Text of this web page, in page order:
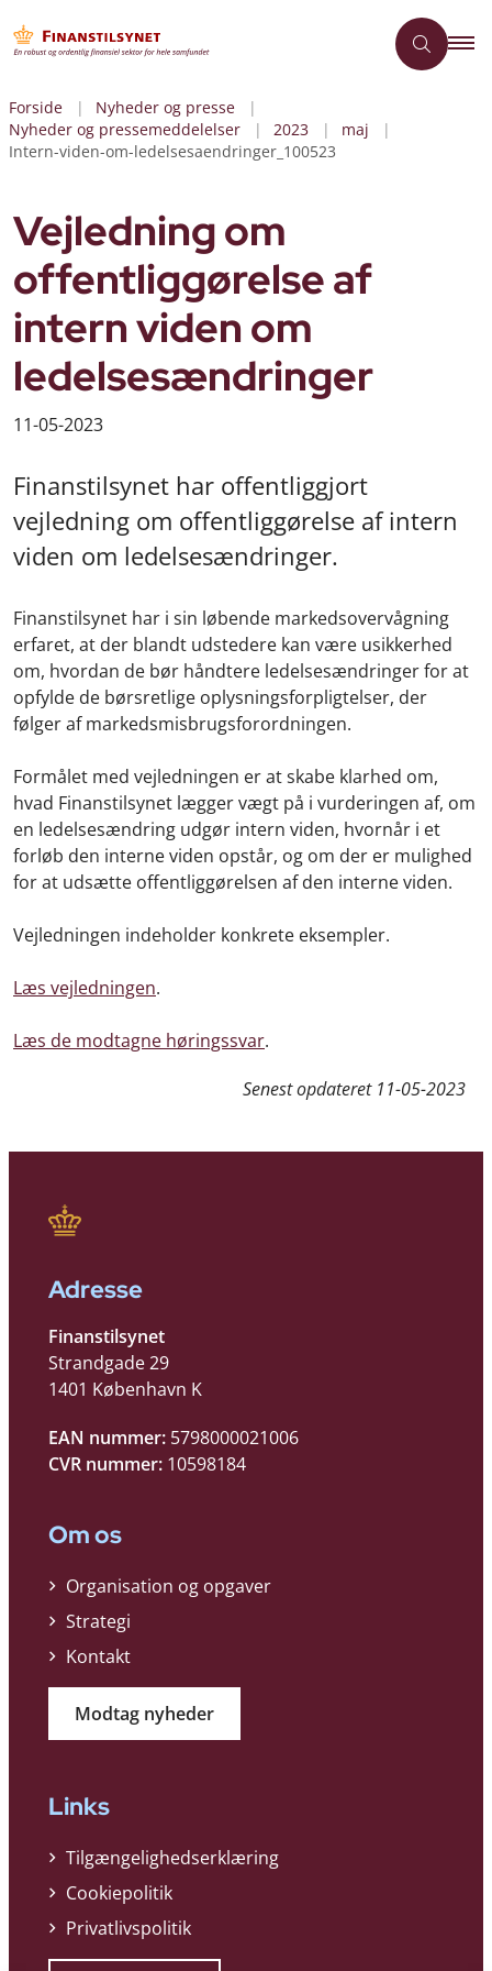
Forside
Nyheder og presse
Nyheder og pressemeddelelser
2023
maj
Intern-viden-om-ledelsesaendringer_100523
Vejledning om
offentliggørelse af
intern viden om
ledelsesændringer
11-05-2023
Finanstilsynet har offentliggjort
vejledning om offentliggørelse af intern
viden om ledelsesændringer.
Finanstilsynet har i sin løbende markedsovervågning
erfaret, at der blandt udstedere kan være usikkerhed
om, hvordan de bør håndtere ledelsesændringer for at
opfylde de børsretlige oplysningsforpligtelser, der
følger af markedsmisbrugsforordningen.
Formålet med vejledningen er at skabe klarhed om,
hvad Finanstilsynet lægger vægt på i vurderingen af, om
en ledelsesændring udgør intern viden, hvornår i et
forløb den interne viden opstår, og om der er mulighed
for at udsætte offentliggørelsen af den interne viden.
Vejledningen indeholder konkrete eksempler.
Læs vejledningen.
Læs de modtagne høringssvar.
Senest opdateret 11-05-2023
Adresse
Finanstilsynet
Strandgade 29
1401 København K
EAN nummer: 5798000021006
CVR nummer: 10598184
Om os
Organisation og opgaver
Strategi
Kontakt
Modtag nyheder
Links
Tilgængelighedserklæring
Cookiepolitik
Privatlivspolitik